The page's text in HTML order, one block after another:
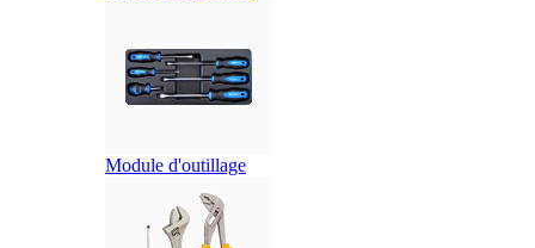
Module d'outillage